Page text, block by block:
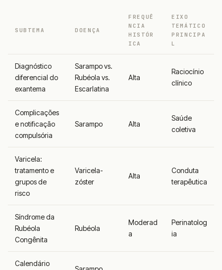
SUBTEMA DOENÇA
FREQUÊ
NCIA
HISTÓR
ICA
EIXO
TEMÁTICO
PRINCIPA
L
Diagnóstico
diferencial do
exantema
Sarampo vs.
Rubéola vs.
Escarlatina
Alta
Raciocínio
clínico
Complicações
e notificação
compulsória
Sarampo Alta
Saúde
coletiva
Varicela:
tratamento e
grupos de
risco
Varicela-
zóster
Alta
Conduta
terapêutica
Síndrome da
Rubéola
Congênita
Rubéola
Moderad
a
Perinatolog
ia
Calendário